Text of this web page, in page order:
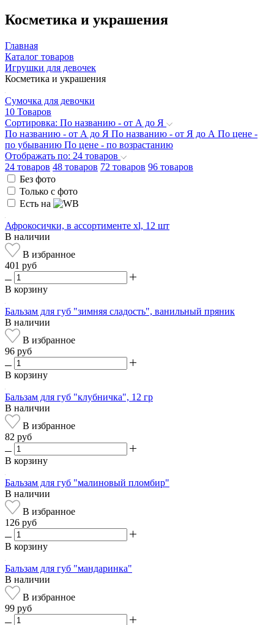
Косметика и украшения
Главная
Каталог товаров
Игрушки для девочек
Косметика и украшения
Сумочка для девочки
10 Товаров
Сортировка: По названию - от А до Я
По названию - от А до Я По названию - от Я до А По цене -
по убыванию По цене - по возрастанию
Отображать по: 24 товаров
24 товаров 48 товаров 72 товаров 96 товаров
Без фото
Только с фото
Есть на
Афрокосички, в ассортименте xl, 12 шт
В наличии
В избранное
401 руб
В корзину
Бальзам для губ "зимняя сладость", ванильный пряник
В наличии
В избранное
96 руб
В корзину
Бальзам для губ "клубничка", 12 гр
В наличии
В избранное
82 руб
В корзину
Бальзам для губ "малиновый пломбир"
В наличии
В избранное
126 руб
В корзину
Бальзам для губ "мандаринка"
В наличии
В избранное
99 руб